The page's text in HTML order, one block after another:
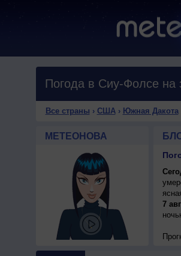
Погода в Сиу-Фолсе на
Все страны › США› Южная Дакота
МЕТЕОНОВА
7